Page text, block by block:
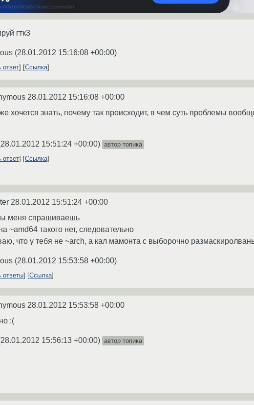
гтк3
(28.01.2012 15:16:08 +00:00)
ответ Ссылка
28.01.2012 15:16:08 +00:00
хочется знать, почему так происходит, в чем суть проблемы
28.01.2012 15:51:24 +00:00) автор топика
ответ
Ссылка
28.01.2012 15:51:24 +00:00
меня спрашиваешь
~amd64 такого нет, следовательно
что у тебя не ~arch, а кал мамонта с выборочно
(28.01.2012 15:53:58 +00:00)
ответы Ссылка
28.01.2012 15:53:58 +00:00
:(
28.01.2012 15:56:13 +00:00) автор топика